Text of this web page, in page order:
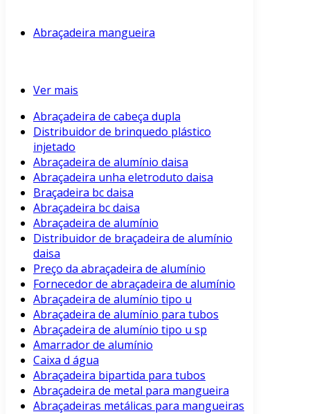
Abraçadeira mangueira
Ver mais
Abraçadeira de cabeça dupla
Distribuidor de brinquedo plástico
injetado
Abraçadeira de alumínio daisa
Abraçadeira unha eletroduto daisa
Braçadeira bc daisa
Abraçadeira bc daisa
Abraçadeira de alumínio
Distribuidor de braçadeira de alumínio
daisa
Preço da abraçadeira de alumínio
Fornecedor de abraçadeira de alumínio
Abraçadeira de alumínio tipo u
Abraçadeira de alumínio para tubos
Abraçadeira de alumínio tipo u sp
Amarrador de alumínio
Caixa d água
Abraçadeira bipartida para tubos
Abraçadeira de metal para mangueira
Abraçadeiras metálicas para mangueiras